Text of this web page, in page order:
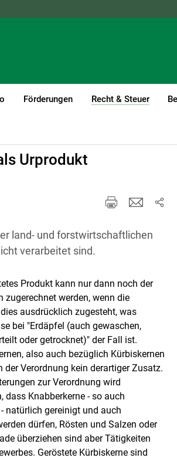
Skip to main content
Förderungen Recht & Steuer
Urprodukt
land- und forstwirtschaftlichen
verarbeitet sind.
Produkt kann nur dann noch der
zugerechnet werden, wenn die
ausdrücklich zugesteht, was
bei "Erdäpfel (auch gewaschen,
oder getrocknet)" der Fall ist.
also auch bezüglich Kürbiskernen
der Verordnung kein derartiger Zusatz.
zur Verordnung wird
dass Knabberkerne - so auch
natürlich gereinigt und auch
dürfen, Rösten und Salzen oder
überziehen sind aber Tätigkeiten
Geröstete Kürbiskerne sind